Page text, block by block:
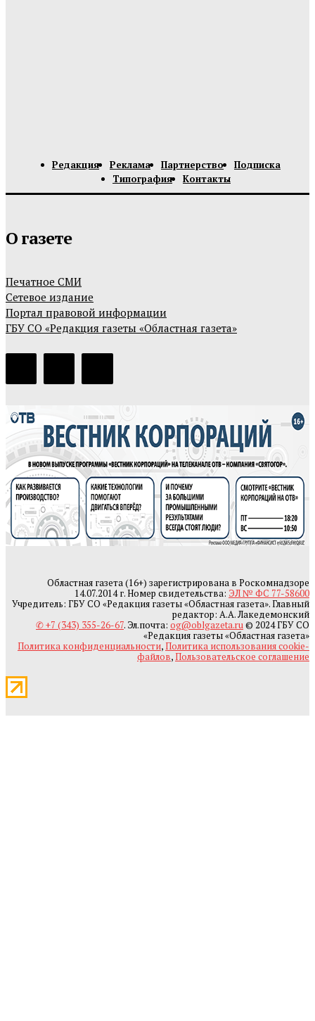
Редакция Реклама Партнерство
Подписка
Типография
Контакты
О газете
Печатное СМИ
Сетевое издание
Портал правовой информации
ГБУ СО «Редакция газеты «Областная газета»
Областная газета (16+) зарегистрирована в Роскомнадзоре
14.07.2014 г. Номер свидетельства: ЭЛ № ФС 77-58600
Учредитель: ГБУ СО «Редакция газеты «Областная газета». Главный
редактор: А.А. Лакедемонский
✆ +7 (343) 355-26-67. Эл.почта: og@oblgazeta.ru© 2024 ГБУ СО
«Редакция газеты «Областная газета»
Политика конфиденциальности,Политика использования cookie-
файлов,Пользовательское соглашение